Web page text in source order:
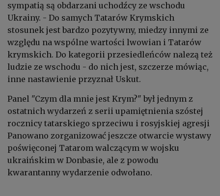
sympatią są obdarzani uchodźcy ze wschodu
Ukrainy. - Do samych Tatarów Krymskich
stosunek jest bardzo pozytywny, miedzy innymi ze
względu na wspólne wartości lwowian i Tatarów
krymskich. Do kategorii przesiedleńców nalezą też
ludzie ze wschodu - do nich jest, szczerze mówiąc,
inne nastawienie przyznał Uskut.
Panel "Czym dla mnie jest Krym?" był jednym z
ostatnich wydarzeń z serii upamiętnienia szóstej
rocznicy tatarskiego sprzeciwu i rosyjskiej agresji
Panowano zorganizować jeszcze otwarcie wystawy
poświęconej Tatarom walczącym w wojsku
ukraińskim w Donbasie, ale z powodu
kwarantanny wydarzenie odwołano.